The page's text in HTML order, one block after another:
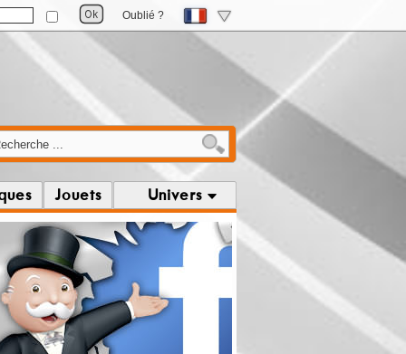
Oublié ?
Jouets Univers